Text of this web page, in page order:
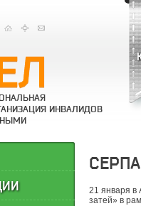
ИНВАЛИДОВ
21 января в
затей» в